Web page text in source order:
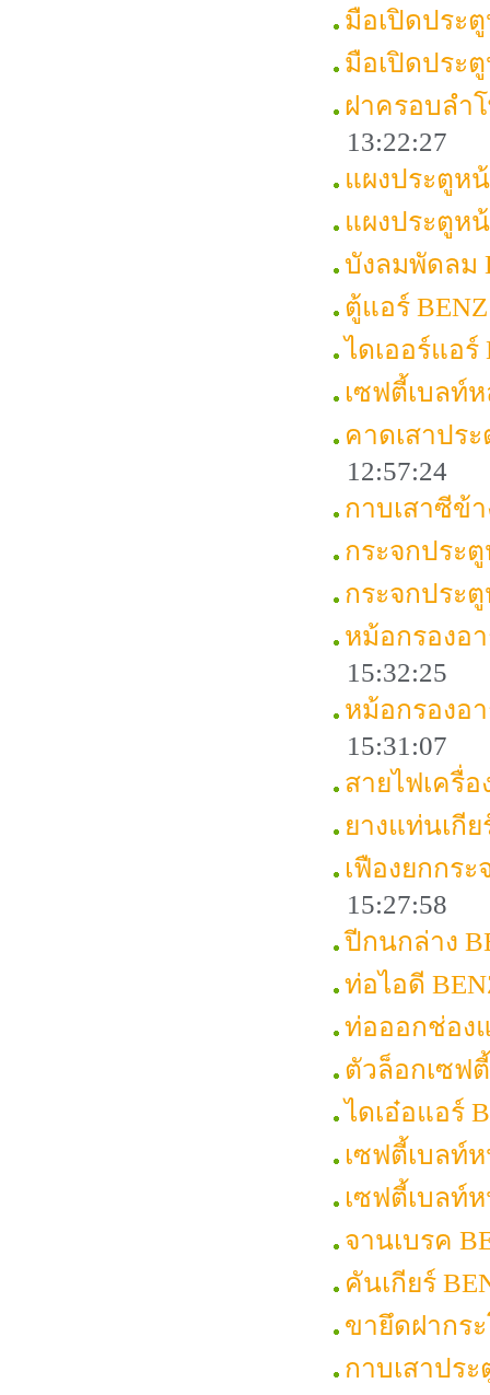
มือเปิดประ
มือเปิดประ
ฝาครอบลำ
13:22:27
แผงประตูห
แผงประตูห
บังลมพัดลม
ตู้แอร์
ไดเออร์แอร์
เซฟตี้เบลท์
คาดเสาปร
12:57:24
กาบเสาซีข้
กระจกประ
กระจกประ
หม้อกรองอ
15:32:25
หม้อกรองอา
15:31:07
สายไฟเครื่อ
ยางแท่นเกีย
เฟืองยกกระ
15:27:58
ปีกนกล่าง
ท่อไอดี
ท่อออกช่อง
ตัวล็อกเซฟ
ไดเอ๋อแอร์
เซฟตี้เบลท์
เซฟตี้เบลท์
จานเบรค
คันเกียร์
ขายึดฝากร
กาบเสาปร